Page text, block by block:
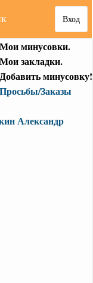
Вход
Мои минусовки.
Мои закладки.
Добавить минусовку!
Просьбы/Заказы
Александр